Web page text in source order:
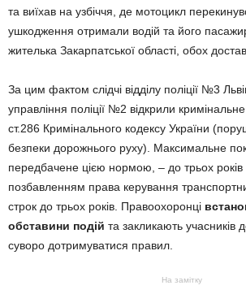
та виїхав на узбіччя, де мотоцикл
ушкодження отримали водій та його
жителька Закарпатської області, обох
За цим фактом слідчі відділу поліції №3
управління поліції №2 відкрили
ст.286 Кримінального кодексу України
безпеки дорожнього руху). Максимальне
передбачене цією нормою, – до трьох
позбавленням права керування
строк до трьох років. Правоохоронці
обставини подій та закликають учасників
суворо дотримуватися правил.
На замітку